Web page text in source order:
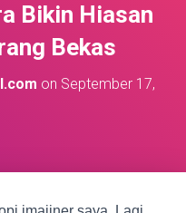
Bikin Hiasan
Bekas
on September 17,